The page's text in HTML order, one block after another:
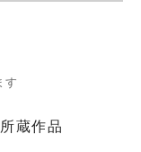
す
蔵作品